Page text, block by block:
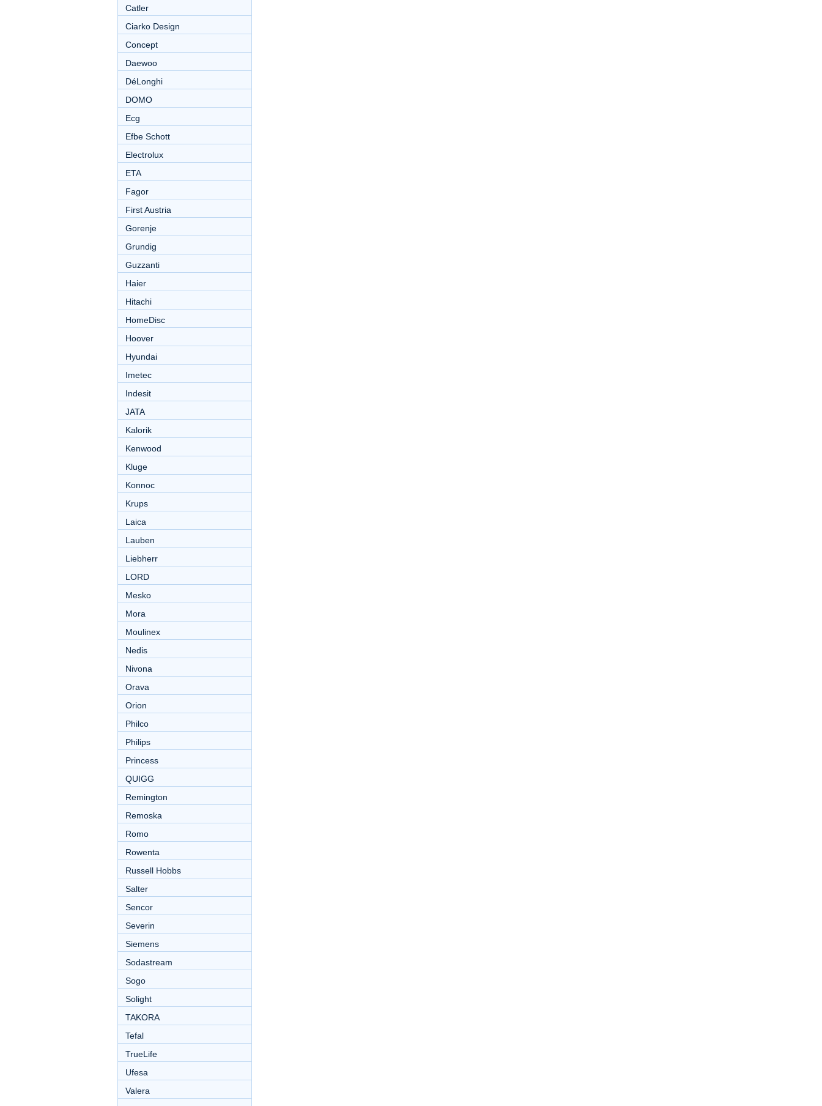
Catler
Ciarko Design
Concept
Daewoo
DéLonghi
DOMO
Ecg
Efbe Schott
Electrolux
ETA
Fagor
First Austria
Gorenje
Grundig
Guzzanti
Haier
Hitachi
HomeDisc
Hoover
Hyundai
Imetec
Indesit
JATA
Kalorik
Kenwood
Kluge
Konnoc
Krups
Laica
Lauben
Liebherr
LORD
Mesko
Mora
Moulinex
Nedis
Nivona
Orava
Orion
Philco
Philips
Princess
QUIGG
Remington
Remoska
Romo
Rowenta
Russell Hobbs
Salter
Sencor
Severin
Siemens
Sodastream
Sogo
Solight
TAKORA
Tefal
TrueLife
Ufesa
Valera